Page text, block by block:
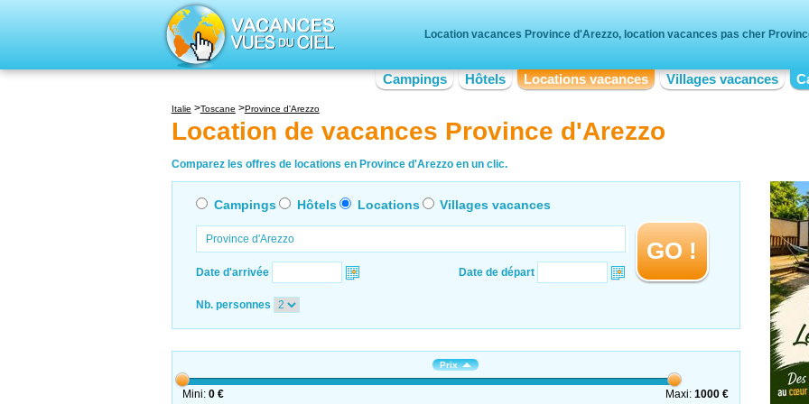
Location vacances Province d'Arezzo, location vacances pas cher
Campings Hôtels Locations vacances Villages vacances
Italie Toscane Province d'Arezzo
Location de vacances Province d'Arezzo
Comparez les offres de locations en Province d'Arezzo en un clic.
Campings Hôtels Locations Villages vacances
Date d'arrivée Date de départ
GO !
Nb. personnes
Prix
Mini: 0 € Maxi:1000 €